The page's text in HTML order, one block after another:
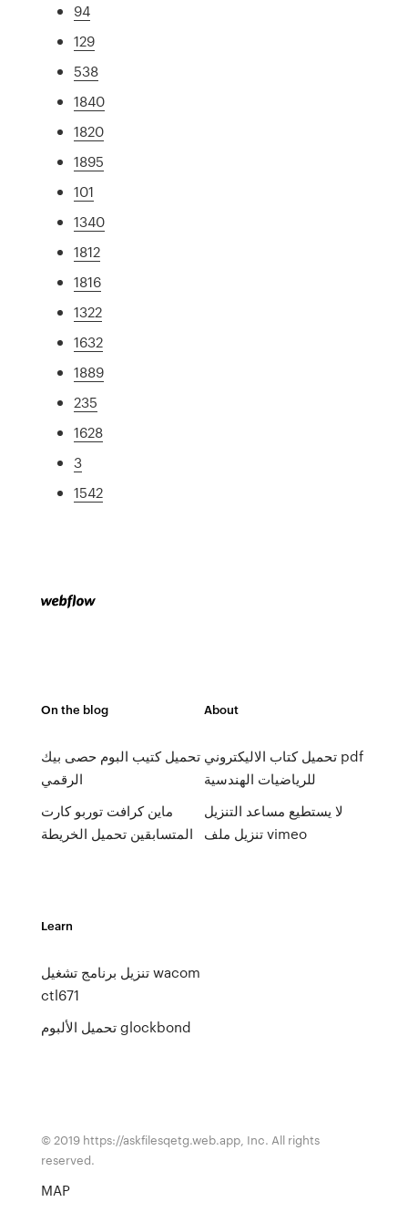
94
129
538
1840
1820
1895
101
1340
1812
1816
1322
1632
1889
235
1628
3
1542
On the blog
تحميل كتيب البوم حصى بيك
الرقمي
ماين كرافت توربو كارت
المتسابقين تحميل الخريطة
About
تحميل كتاب الاليكتروني pdf
للرياضيات الهندسية
لا يستطيع مساعد التنزيل
تنزيل ملف vimeo
Learn
تنزيل برنامج تشغيل wacom
ctl671
تحميل الألبوم glockbond
© 2019 https://askfilesqetg.web.app, Inc. All rights
reserved.
MAP